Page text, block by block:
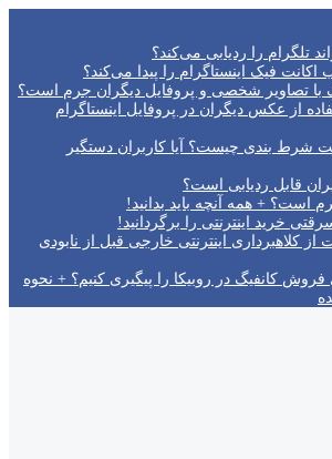
تلگرام را ردیابی می‌کند؟
اکانت فیک اینستاگرام را پیدا می‌کند؟
با تصاویر شخصی و پروفایل دیگران جرم است؟
از عکس دیگران در پروفایل اینستاگرام
شرط بندی چیست؟ آیا کاربران دستگیر
قابل ردیابی است؟
است؟ + همه آنچه باید بدانید!
خرید اینترنتی را برگردانید!
شکایت از کلاهبرداری اینترنتی خارجی قبل از نابودی
فروش کانفیگ در روبیکا را پیگیری کنیم؟ + نحوه